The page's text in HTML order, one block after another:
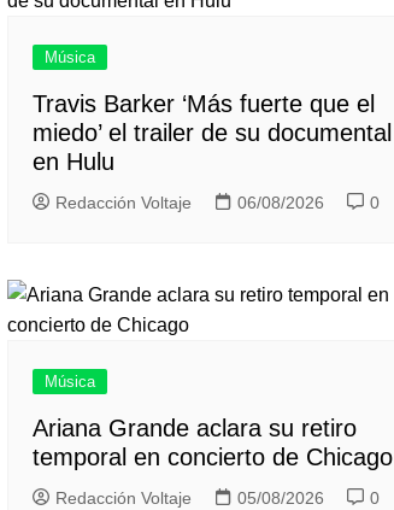
Música
Travis Barker ‘Más fuerte que el
miedo’ el trailer de su documental
en Hulu
Redacción Voltaje 06/08/2026 0
Música
Ariana Grande aclara su retiro
temporal en concierto de Chicago
Redacción Voltaje 05/08/2026 0